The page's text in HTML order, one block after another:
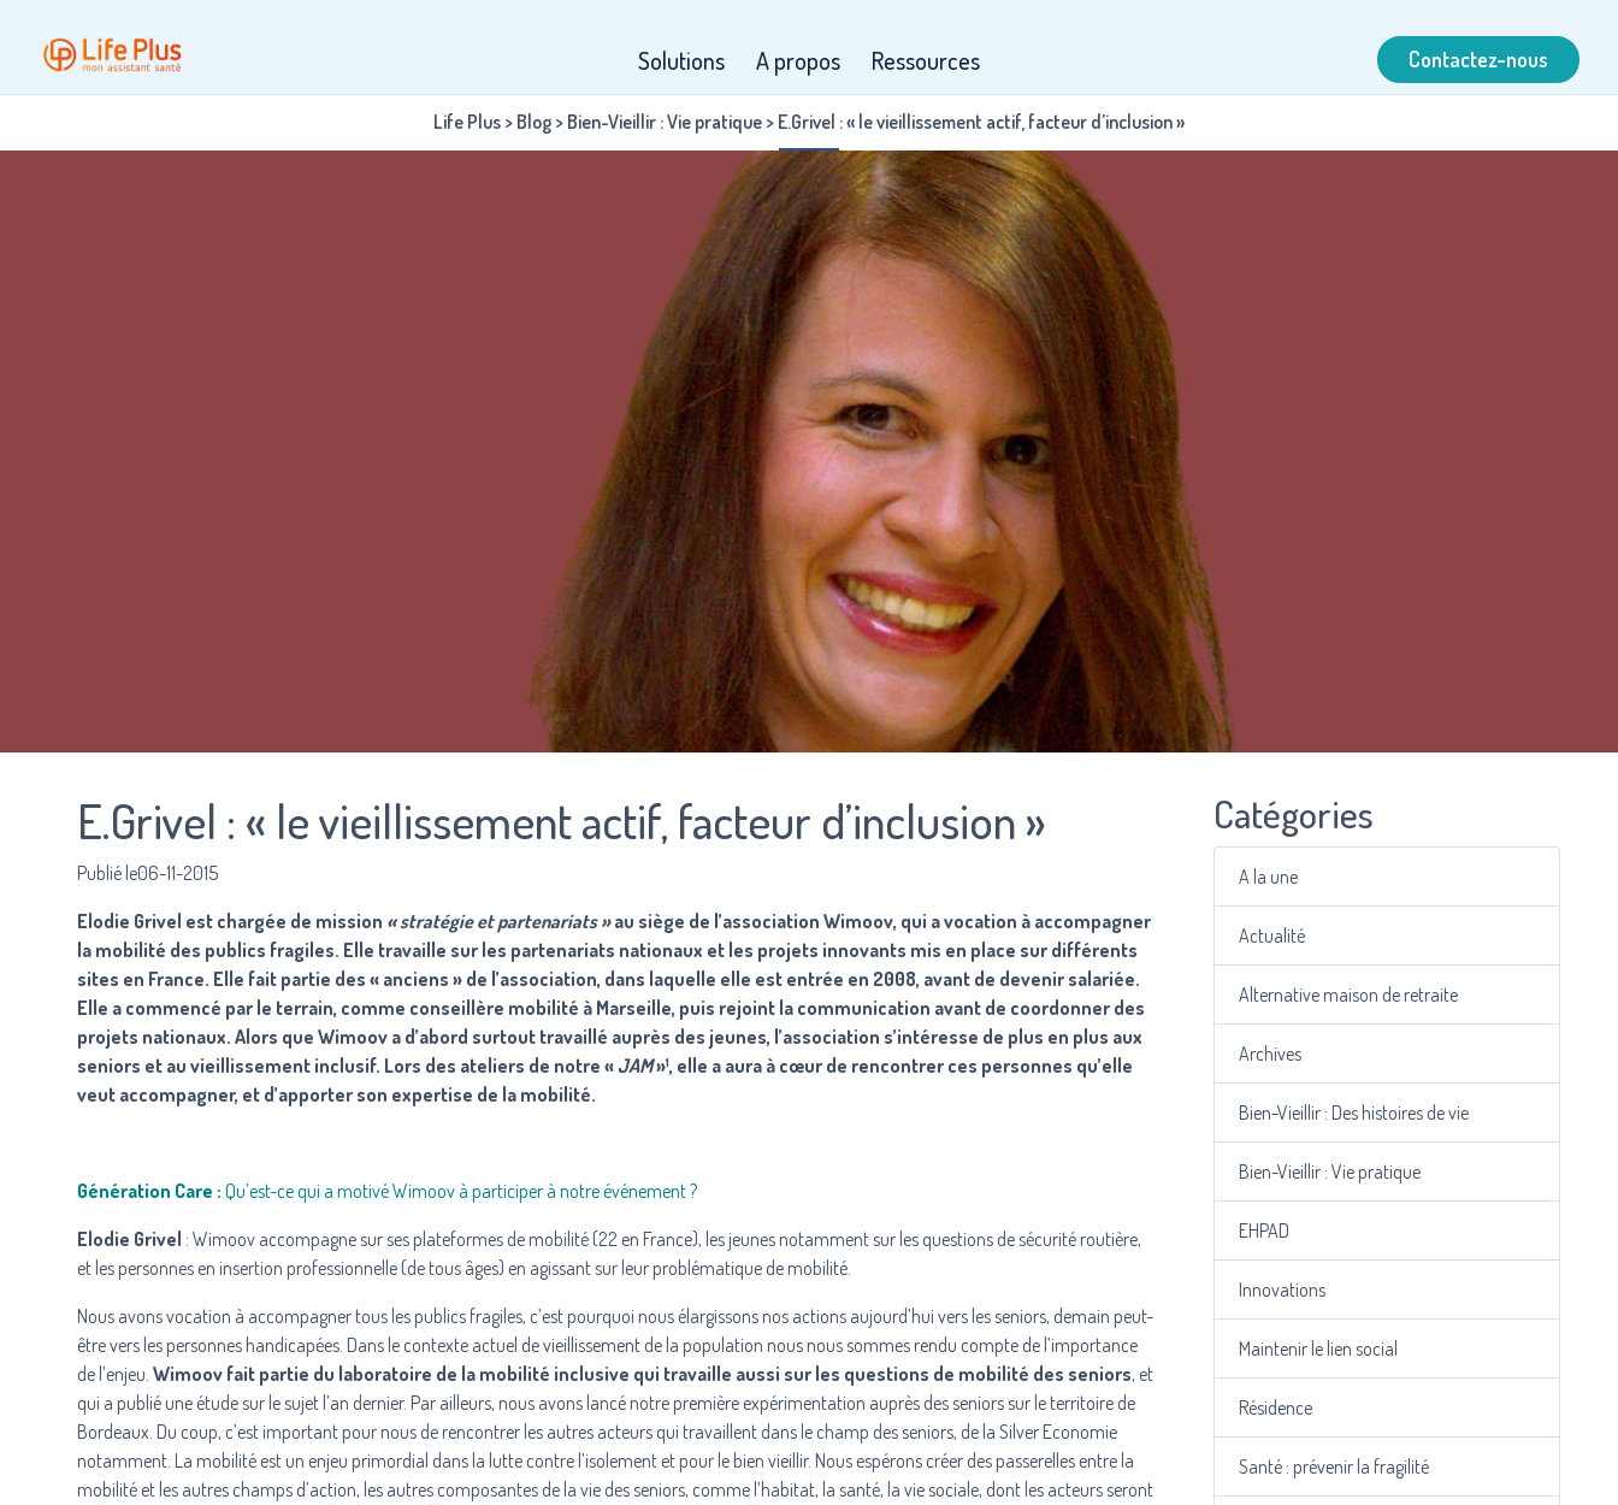
Contactez-nous
Solutions A propos Ressources
Life Plus > Blog > Bien-Vieillir : Vie pratique > E.Grivel : « le vieillissement actif, facteur d’inclusion »
E.Grivel : « le vieillissement actif, facteur d’inclusion »
Publié le06-11-2015
Elodie Grivel est chargée de mission « stratégie et partenariats »au siège de l’association Wimoov, qui a vocation à accompagner
la mobilité des publics fragiles. Elle travaille sur les partenariats nationaux et les projets innovants mis en place sur différents
sites en France. Elle fait partie des « anciens » de l’association, dans laquelle elle est entrée en 2008, avant de devenir salariée.
Elle a commencé par le terrain, comme conseillère mobilité à Marseille, puis rejoint la communication avant de coordonner des
projets nationaux. Alors que Wimoov a d’abord surtout travaillé auprès des jeunes, l’association s’intéresse de plus en plus aux
seniors et au vieillissement inclusif. Lors des ateliers de notre « JAM»¹, elle a aura à cœur de rencontrer ces personnes qu’elle
veut accompagner, et d’apporter son expertise de la mobilité.
Génération Care : Qu’est-ce qui a motivé Wimoov à participer à notre événement ?
Elodie Grivel : Wimoov accompagne sur ses plateformes de mobilité (22 en France), les jeunes notamment sur les questions de sécurité routière,
et les personnes en insertion professionnelle (de tous âges) en agissant sur leur problématique de mobilité.
Nous avons vocation à accompagner tous les publics fragiles, c’est pourquoi nous élargissons nos actions aujourd’hui vers les seniors, demain peut-
être vers les personnes handicapées. Dans le contexte actuel de vieillissement de la population nous nous sommes rendu compte de l’importance
de l’enjeu. Wimoov fait partie du laboratoire de la mobilité inclusive qui travaille aussi sur les questions de mobilité des seniors, et
qui a publié une étude sur le sujet l’an dernier. Par ailleurs, nous avons lancé notre première expérimentation auprès des seniors sur le territoire de
Bordeaux. Du coup, c’est important pour nous de rencontrer les autres acteurs qui travaillent dans le champ des seniors, de la Silver Economie
notamment. La mobilité est un enjeu primordial dans la lutte contre l’isolement et pour le bien vieillir. Nous espérons créer des passerelles entre la
mobilité et les autres champs d’action, les autres composantes de la vie des seniors, comme l’habitat, la santé, la vie sociale, dont les acteurs seront
Catégories
A la une
Actualité
Alternative maison de retraite
Archives
Bien-Vieillir : Des histoires de vie
Bien-Vieillir : Vie pratique
EHPAD
Innovations
Maintenir le lien social
Résidence
Santé : prévenir la fragilité